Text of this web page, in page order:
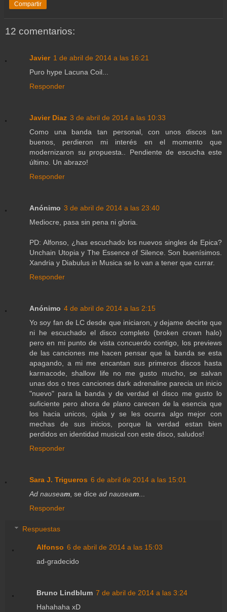
Compartir
12 comentarios:
Javier 1 de abril de 2014 a las 16:21
Puro hype Lacuna Coil...
Responder
Javier Diaz 3 de abril de 2014 a las 10:33
Como una banda tan personal, con unos discos tan
buenos, perdieron mi interés en el momento que
modernizaron su propuesta.. Pendiente de escucha este
último. Un abrazo!
Responder
Anónimo 3 de abril de 2014 a las 23:40
Mediocre, pasa sin pena ni gloria.
PD: Alfonso, ¿has escuchado los nuevos singles de Epica?
Unchain Utopia y The Essence of Silence. Son buenísimos.
Xandria y Diabulus in Musica se lo van a tener que currar.
Responder
Anónimo 4 de abril de 2014 a las 2:15
Yo soy fan de LC desde que iniciaron, y dejame decirte que
ni he escuchado el disco completo (broken crown halo)
pero en mi punto de vista concuerdo contigo, los previews
de las canciones me hacen pensar que la banda se esta
apagando, a mi me encantan sus primeros discos hasta
karmacode, shallow life no me gusto mucho, se salvan
unas dos o tres canciones dark adrenaline parecia un inicio
"nuevo" para la banda y de verdad el disco me gusto lo
suficiente pero ahora de plano carecen de la esencia que
los hacia unicos, ojala y se les ocurra algo mejor con
mechas de sus inicios, porque la verdad estan bien
perdidos en identidad musical con este disco, saludos!
Responder
Sara J. Trigueros 6 de abril de 2014 a las 15:01
Ad nauseam , se dice ad nauseam
Responder
Respuestas
Alfonso 6 de abril de 2014 a las 15:03
ad-gradecido
Bruno Lindblum 7 de abril de 2014 a las 3:24
Hahahaha xD